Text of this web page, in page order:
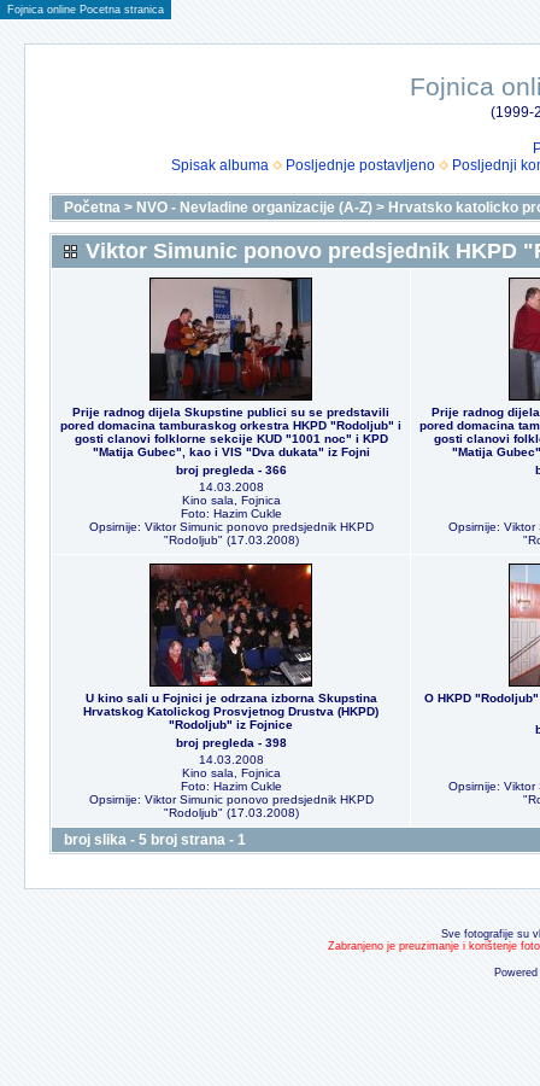
Fojnica online Pocetna stranica
Fojnica
(1999-
Spisak albuma
Posljednje postavljeno Posljednji
Početna > NVO - Nevladine organizacije (A-Z) > Hrvatsko katolicko
Viktor Simunic ponovo predsjednik HKPD
Prije radnog dijela Skupstine publici su se predstavili
pored domacina tamburaskog orkestra HKPD "Rodoljub" i
gosti clanovi folklorne sekcije KUD "1001 noc" i KPD
"Matija Gubec", kao i VIS "Dva dukata" iz Fojni
broj pregleda - 366
14.03.2008
Kino sala, Fojnica
Foto: Hazim Cukle
Opsirnije: Viktor Simunic ponovo predsjednik HKPD
"Rodoljub" (17.03.2008)
Prije radnog
pored domacina
gosti clanovi
"Matija
Opsirnije: Viktor
U kino sali u Fojnici je odrzana izborna Skupstina
Hrvatskog Katolickog Prosvjetnog Drustva (HKPD)
"Rodoljub" iz Fojnice
broj pregleda - 398
14.03.2008
Kino sala, Fojnica
Foto: Hazim Cukle
Opsirnije: Viktor Simunic ponovo predsjednik HKPD
"Rodoljub" (17.03.2008)
O HKPD
Opsirnije: Viktor
broj slika - 5 broj strana - 1
Sve fotografije su
Zabranjeno je preuzimanje i korištenje